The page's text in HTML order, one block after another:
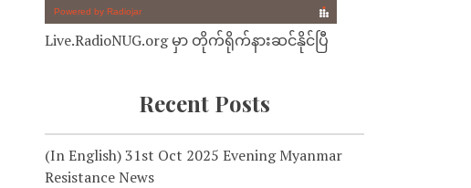
Live.RadioNUG.org မှာ တိုက်ရိုက်နားဆင်နိုင်ပြီ
Recent Posts
(In English) 31st Oct 2025 Evening Myanmar
Resistance News